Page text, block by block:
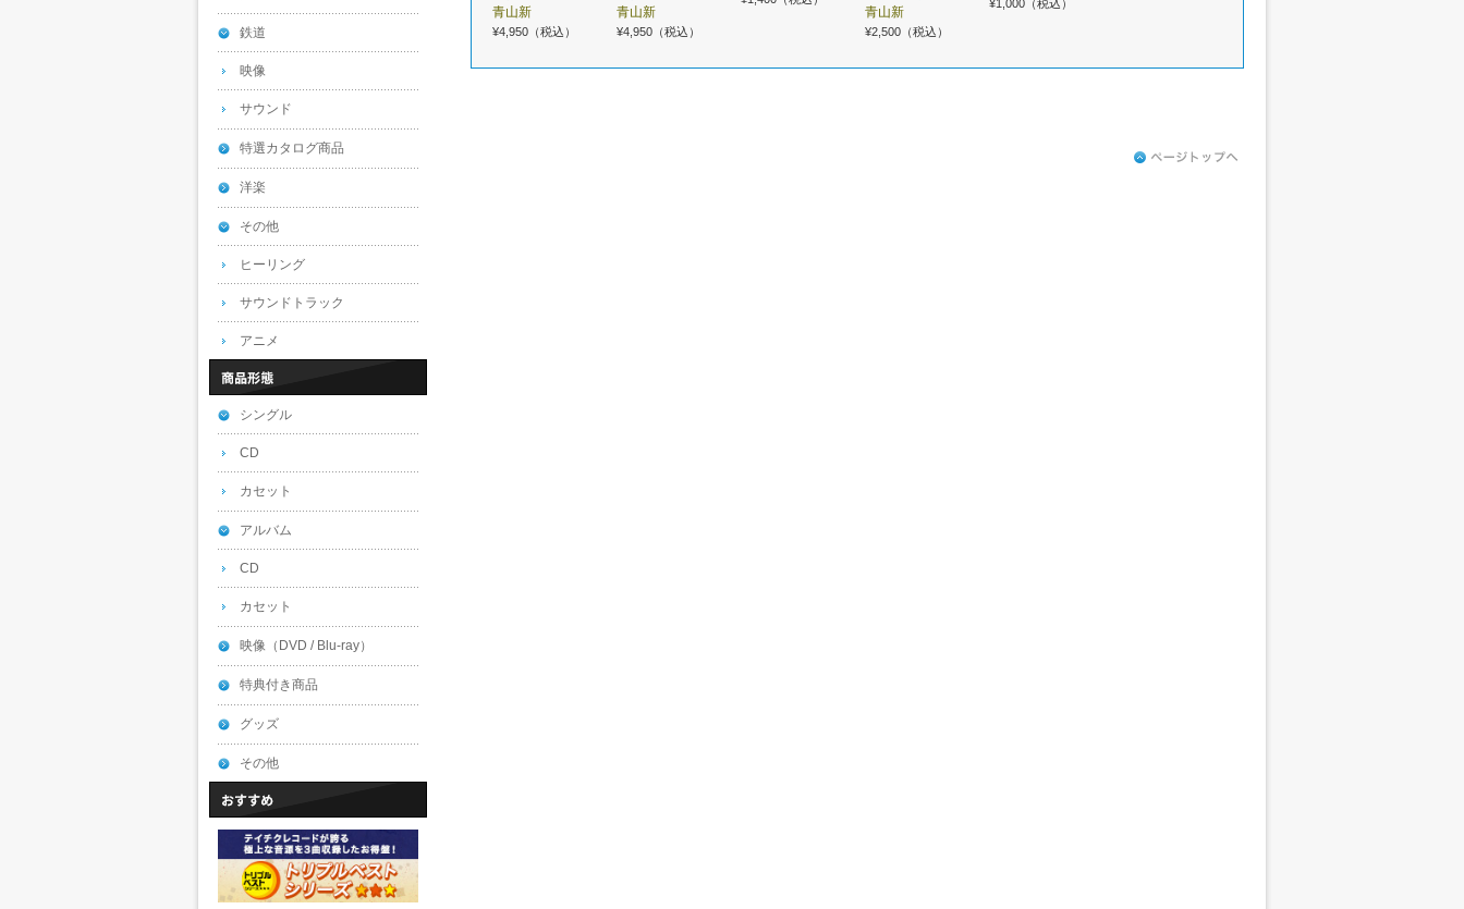
青山新
¥4,950（税込）
青山新
¥4,950（税込）
青山新
¥2,500（税込）
¥1,000（税込）
鉄道
映像
サウンド
特選カタログ商品
洋楽
その他
ヒーリング
サウンドトラック
アニメ
シングル
CD
カセット
アルバム
CD
カセット
映像（DVD / Blu-ray）
特典付き商品
グッズ
その他